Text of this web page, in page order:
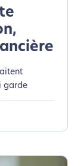
garde